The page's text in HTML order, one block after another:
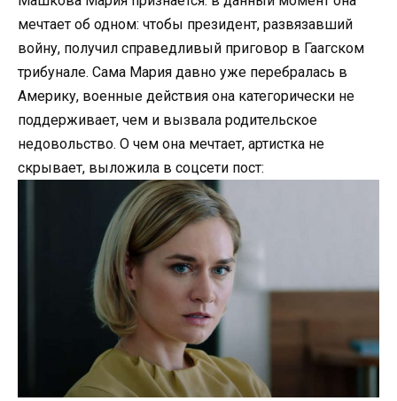
мечтает об одном: чтобы президент, развязавший
войну, получил справедливый приговор в Гаагском
трибунале. Сама Мария давно уже перебралась в
Америку, военные действия она категорически не
поддерживает, чем и вызвала родительское
недовольство. О чем она мечтает, артистка не
скрывает, выложила в соцсети пост: